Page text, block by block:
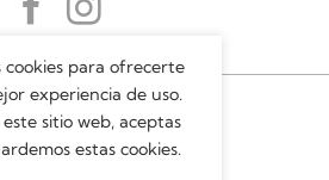
cookies para ofrecerte
experiencia de uso.
sitio web, aceptas
estas cookies.